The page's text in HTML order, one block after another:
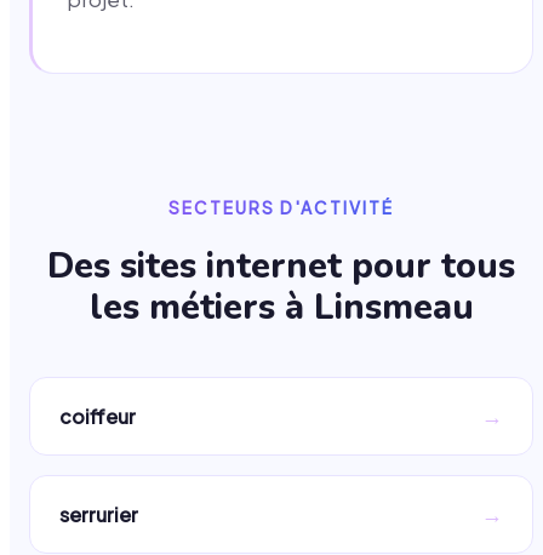
SECTEURS D'ACTIVITÉ
Des sites internet pour tous
les métiers à Linsmeau
coiffeur →
serrurier →